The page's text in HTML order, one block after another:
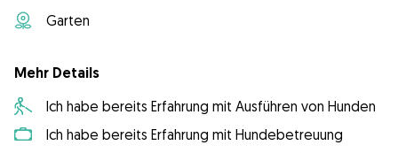
Garten
Mehr Details
Ich habe bereits Erfahrung mit Ausführen von Hunden
Ich habe bereits Erfahrung mit Hundebetreuung